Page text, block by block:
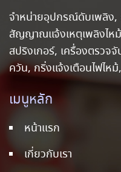
จำหน่ายอุปกรณ์ดับเพลิง
สัญญาณแจ้งเหตุเพลิงไห
สปริงเกอร์, เครื่องตรว
ควัน, กริ่งแจ้งเตือนไฟไห
เมนูหลัก
หน้าแรก
เกี่ยวกับเรา